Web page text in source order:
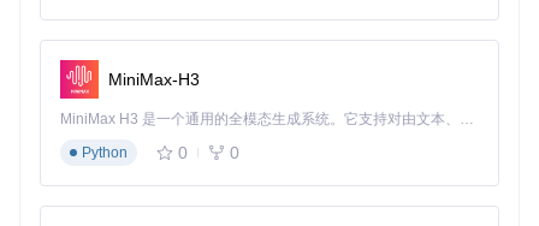
点击"连接"按钮完成配对
APK Installer应用安装确认界面，清晰显示应用信息和权限要
MiniMax-H3
MiniMax H3 是一个通用的全模态生成系统。它支持对由文本、图像、视频和音频组成的多模态上下文进行统一理解，并能生成分辨率高达 2K、时长可达 15 秒的带原生立体声音频的视频。得益于面向任务泛化的系统设计，H3 在预训练阶段就已具备广泛的多模态上下文理解与生成能力，能够出色地执行复杂的多模态指令。
Python
0 0